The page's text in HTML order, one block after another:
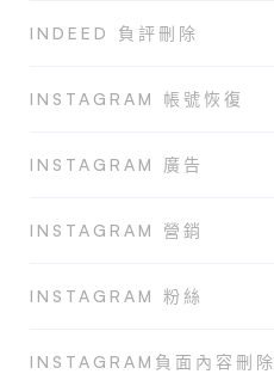
INDEED 負評刪除
INSTAGRAM 帳號恢復
INSTAGRAM 廣告
INSTAGRAM 營銷
INSTAGRAM 粉絲
INSTAGRAM負面內容刪除